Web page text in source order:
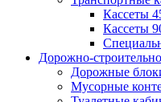
Кассеты
Кассеты
Дорожно-
Дорожные
Мусорные